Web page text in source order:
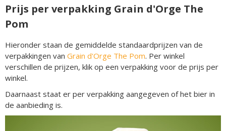
Prijs per verpakking Grain d'Orge The
Pom
Hieronder staan de gemiddelde standaardprijzen van de
verpakkingen van Grain d'Orge The Pom. Per winkel
verschillen de prijzen, klik op een verpakking voor de prijs per
winkel.
Daarnaast staat er per verpakking aangegeven of het bier in
de aanbieding is.